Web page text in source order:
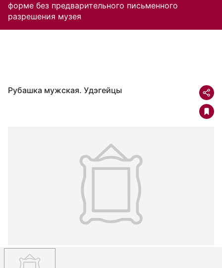
форме без предварительного письменного
разрешения музея
Рубашка мужская. Удэгейцы